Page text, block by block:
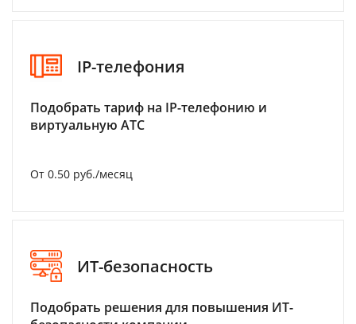
IP-телефония
Подобрать тариф на IP-телефонию и
виртуальную АТС
От 0.50 руб./месяц
ИТ-безопасность
Подобрать решения для повышения ИТ-